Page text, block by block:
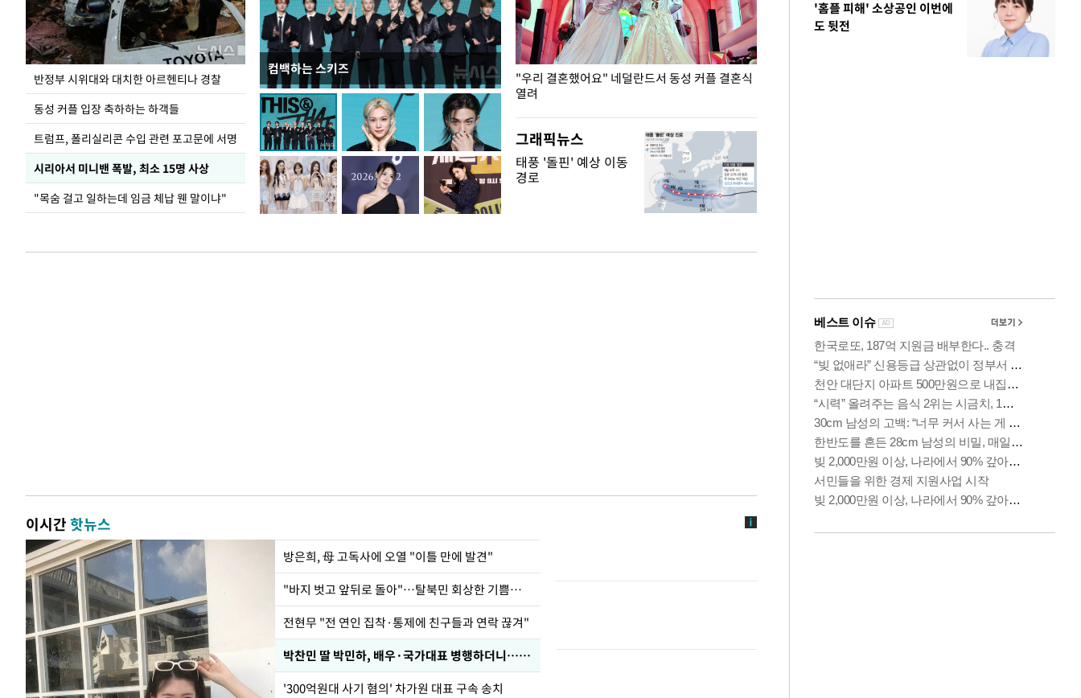
반정부 시위대와 대치한 아르헨티나 경찰
동성 커플 입장 축하하는 하객들
트럼프, 폴리실리콘 수입 관련 포고문에 서명
시리아서 미니밴 폭발, 최소 15명 사상
"목숨 걸고 일하는데 임금 체납 웬 말이냐"
컴백하는 스키즈
입추 코앞인데 전국엔 찜통 더위
"우리 결혼했어요" 네덜란드서 동성 커플 결혼식
열려
그래픽뉴스
태풍 '돌핀' 예상 이동
경로
이시간핫뉴스
방은희, 母 고독사에 오열 "이틀 만에 발견"
"바지 벗고 앞뒤로 돌아"…탈북민 회상한 기쁨조 검사
전현무 "전 연인 집착·통제에 친구들과 연락 끊겨"
박찬민 딸 박민하, 배우·국가대표 병행하더니…근황이
'300억원대 사기 혐의' 차가원 대표 구속 송치
'홈플 피해' 소상공인 이번에
도 뒷전